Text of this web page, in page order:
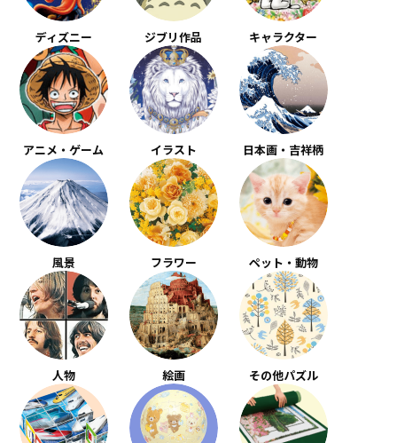
ディズニー ジブリ作品 キャラクター
アニメ・ゲーム イラスト 日本画・吉祥柄
風景 フラワー ペット・動物
人物 絵画 その他パズル